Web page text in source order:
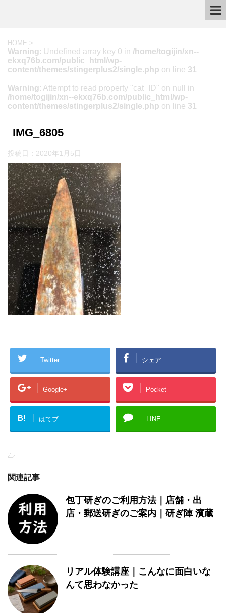
HOME >
Warning: Undefined array key 0 in /home/togijin/xn--
ekxq76b.com/public_html/wp-
content/themes/stingerplus2/single.php on line 31
Warning: Attempt to read property "cat_ID" on null in
/home/togijin/xn--ekxq76b.com/public_html/wp-
content/themes/stingerplus2/single.php on line 31
IMG_6805
投稿日： 2020年1月5日
Twitter シェア
Google+ Pocket
B! はてブ LINE
-
関連記事
包丁研ぎのご利用方法｜店舗・出
店・郵送研ぎのご案内｜研ぎ陣 濱蔵
リアル体験講座｜こんなに面白いな
んて思わなかった